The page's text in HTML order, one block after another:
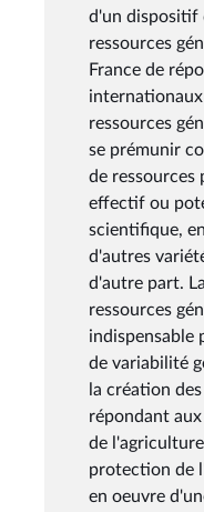
d'un dispositif
ressources
France de
internationaux
ressources
se prémunir
de
effectif ou
scientifique,
d'autres
d'autre part.
ressources
indispensable
de variabilité
la création
répondant
de
protection de
en oeuvre